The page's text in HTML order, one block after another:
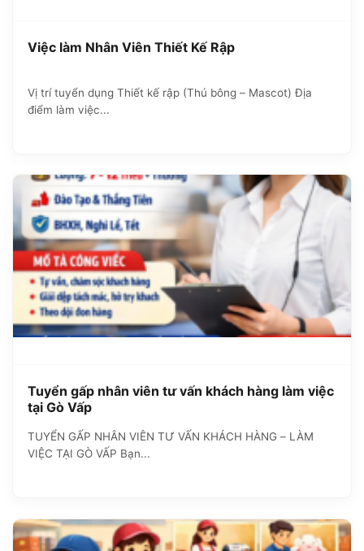
Việc làm Nhân Viên Thiết Kế Rập
Vị trí tuyển dụng Thiết kế rập (Thú bông – Mascot) Địa
điểm làm việc...
Tuyển gấp nhân viên tư vấn khách hàng làm việc
tại Gò Vấp
TUYỂN GẤP NHÂN VIÊN TƯ VẤN KHÁCH HÀNG – LÀM
VIỆC TẠI GÒ VẤP Bạn...